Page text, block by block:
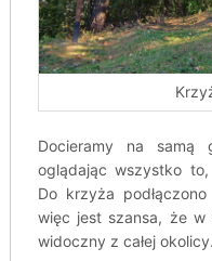
Docieramy na samą
oglądając wszystko
Do krzyża
więc jest szansa, że
widoczny z całej okolicy.